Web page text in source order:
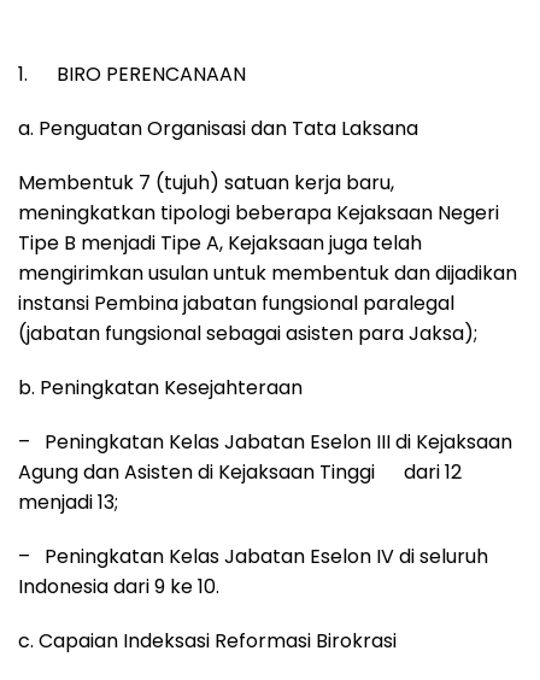
1. BIRO PERENCANAAN
a. Penguatan Organisasi dan Tata Laksana
Membentuk 7 (tujuh) satuan kerja baru,
meningkatkan tipologi beberapa Kejaksaan Negeri
Tipe B menjadi Tipe A, Kejaksaan juga telah
mengirimkan usulan untuk membentuk dan dijadikan
instansi Pembina jabatan fungsional paralegal
(jabatan fungsional sebagai asisten para Jaksa);
b. Peningkatan Kesejahteraan
– Peningkatan Kelas Jabatan Eselon III di Kejaksaan
Agung dan Asisten di Kejaksaan Tinggi dari 12
menjadi 13;
– Peningkatan Kelas Jabatan Eselon IV di seluruh
Indonesia dari 9 ke 10.
c. Capaian Indeksasi Reformasi Birokrasi